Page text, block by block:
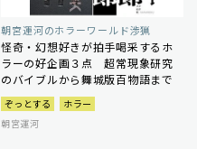
朝宮運河のホラーワールド渉猟
怪奇・幻想好きが拍手喝采するホ
ラーの好企画３点 超常現象研究
のバイブルから舞城版百物語まで
ぞっとする
ホラー
朝宮運河